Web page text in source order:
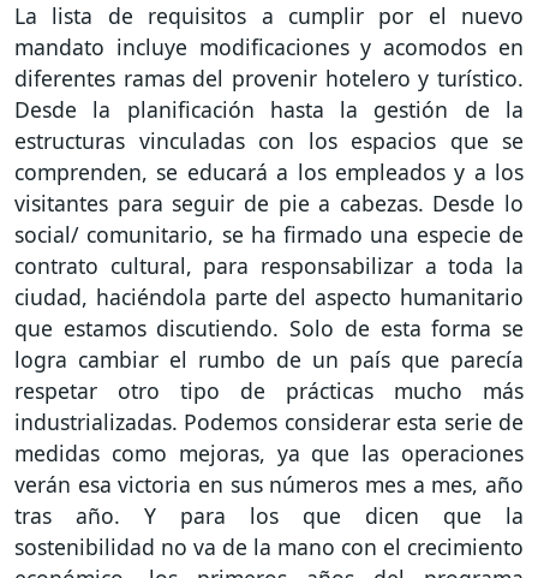
La lista de requisitos a cumplir por el nuevo
mandato incluye modificaciones y acomodos en
diferentes ramas del provenir hotelero y turístico.
Desde la planificación hasta la gestión de la
estructuras vinculadas con los espacios que se
comprenden, se educará a los empleados y a los
visitantes para seguir de pie a cabezas. Desde lo
social/ comunitario, se ha firmado una especie de
contrato cultural, para responsabilizar a toda la
ciudad, haciéndola parte del aspecto humanitario
que estamos discutiendo. Solo de esta forma se
logra cambiar el rumbo de un país que parecía
respetar otro tipo de prácticas mucho más
industrializadas. Podemos considerar esta serie de
medidas como mejoras, ya que las operaciones
verán esa victoria en sus números mes a mes, año
tras año. Y para los que dicen que la
sostenibilidad no va de la mano con el crecimiento